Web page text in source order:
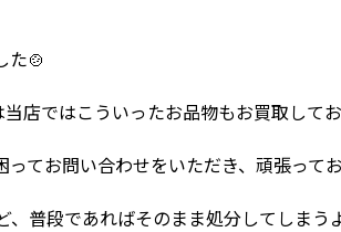
た🍲
店ではこういったお品物もお買取して
てお問い合わせをいただき、頑張って
普段であればそのまま処分してしま